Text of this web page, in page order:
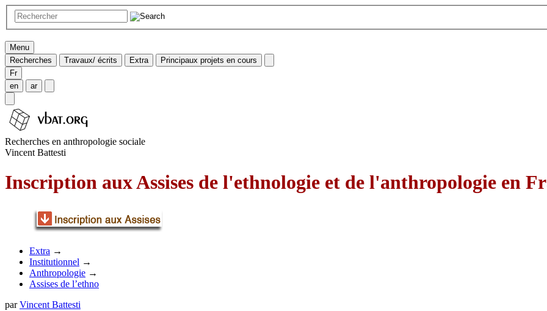
Menu
Recherches
Travaux/ écrits Extra
Principaux projets en cours
Fr
en
ar
Recherches en anthropologie sociale
Vincent Battesti
Inscription aux Assises de l'ethnologie et de l'anthropologie en
Extra →
Institutionnel →
Anthropologie →
Assises de l’ethno
parVincent Battesti